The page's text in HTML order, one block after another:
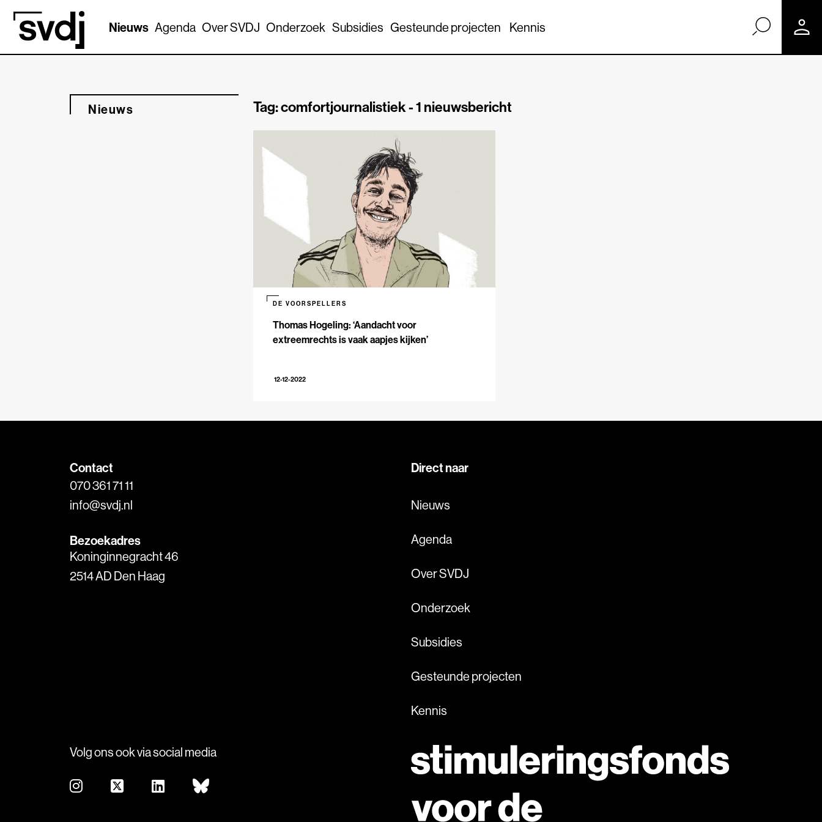
Naar hoofdinhoud
Nieuws Agenda Over SVDJ Onderzoek Subsidies Gesteunde projecten Kennis
Nieuws Tag: comfortjournalistiek -1 nieuwsbericht
Thomas Hogeling: ‘Aandacht voor
extreemrechts is vaak aapjes kijken’
DE VOORSPELLERS
12-12-2022
Contact
070 361 71 11
info@svdj.nl
Bezoekadres
Koninginnegracht 46
2514 AD Den Haag
Direct naar
Nieuws
Agenda
Over SVDJ
Onderzoek
Subsidies
Gesteunde projecten
Kennis
Volg ons ook via social media